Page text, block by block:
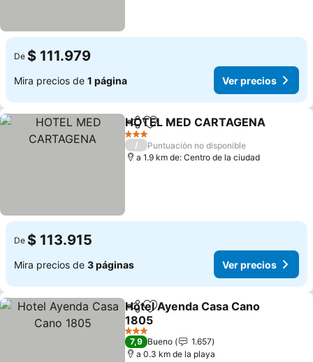
De $ 111.979
Mira precios de 1 página Ver precios
CompartirAgregar a favoritos
HOTEL MED CARTAGENA
3 Estrellas
/
Puntuación no disponible
a 1.9 km de: Centro de la ciudad
De $ 113.915
Mira precios de 3 páginas Ver precios
CompartirAgregar a favoritos
Hotel Ayenda Casa Cano
1805
Ver precios
3 Estrellas
7,9 Bueno
1.657
a 0.3 km de la playa